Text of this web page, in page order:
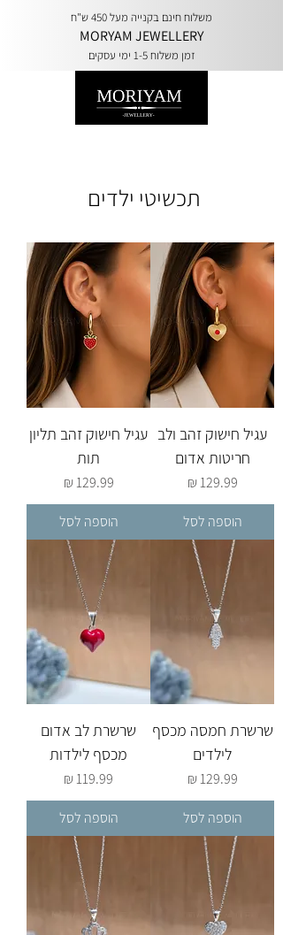
משלוח חינם בקנייה מעל 450 ש"ח
MORYAM JEWELLERY
זמן משלוח 1-5 ימי עסקים
תכשיטי ילדים
עגיל חישוק זהב ולב
חריטות אדום
מחיר
הוספה לסל
עגיל חישוק זהב תליון
תות
מחיר
הוספה לסל
שרשרת חמסה מכסף
לילדים
מחיר
הוספה לסל
שרשרת לב אדום
מכסף לילדות
מחיר
הוספה לסל